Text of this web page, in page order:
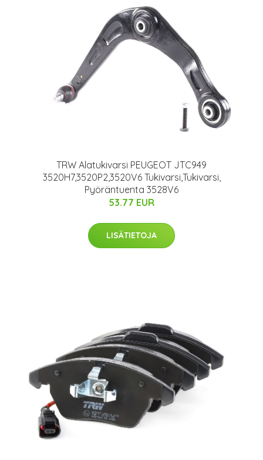
TRW Alatukivarsi PEUGEOT JTC949
3520H7,3520P2,3520V6 Tukivarsi,Tukivarsi,
Pyöräntuenta 3528V6
53.77 EUR
LISÄTIETOJA